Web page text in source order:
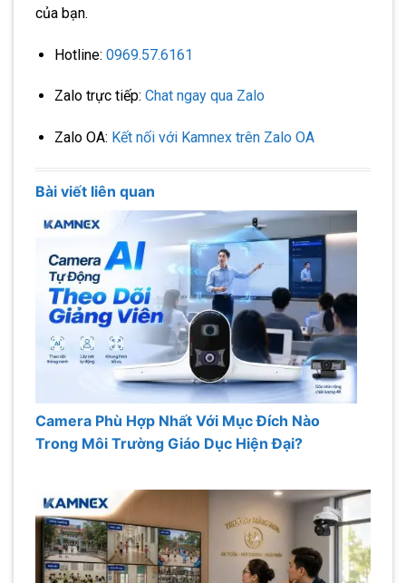
của bạn.
Hotline: 0969.57.6161
Zalo trực tiếp: Chat ngay qua Zalo
Zalo OA: Kết nối với Kamnex trên Zalo OA
Bài viết liên quan
Camera Phù Hợp Nhất Với Mục Đích Nào
Trong Môi Trường Giáo Dục Hiện Đại?